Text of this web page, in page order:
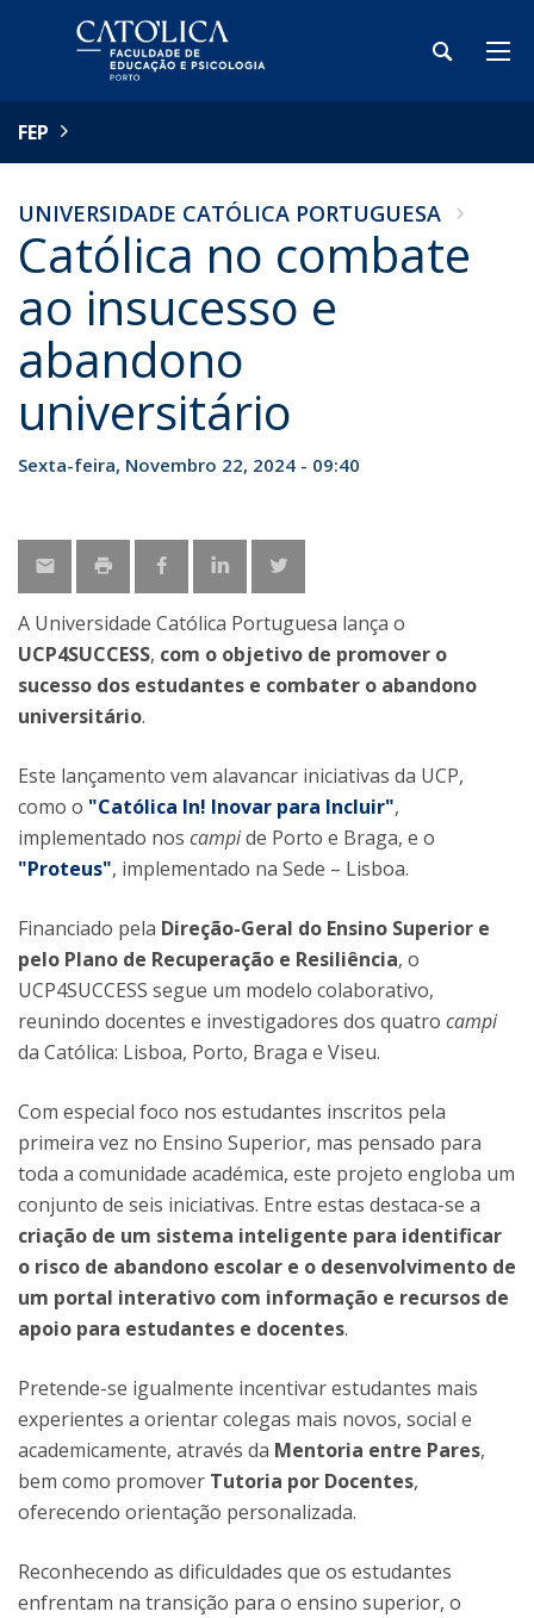
FEP
UNIVERSIDADE CATÓLICA PORTUGUESA
Católica no combate
ao insucesso e
abandono
universitário
Sexta-feira, Novembro 22, 2024 - 09:40
A Universidade Católica Portuguesa lança o
UCP4SUCCESS, com o objetivo de promover o
sucesso dos estudantes e combater o abandono
universitário.
Este lançamento vem alavancar iniciativas da UCP,
como o "Católica In! Inovar para Incluir",
implementado nos campide Porto e Braga, e o
"Proteus", implementado na Sede – Lisboa.
Financiado pela Direção-Geral do Ensino Superior e
pelo Plano de Recuperação e Resiliência, o
UCP4SUCCESS segue um modelo colaborativo,
reunindo docentes e investigadores dos quatro campi
da Católica: Lisboa, Porto, Braga e Viseu.
Com especial foco nos estudantes inscritos pela
primeira vez no Ensino Superior, mas pensado para
toda a comunidade académica, este projeto engloba um
conjunto de seis iniciativas. Entre estas destaca-se a
criação de um sistema inteligente para identificar
o risco de abandono escolar e o desenvolvimento de
um portal interativo com informação e recursos de
apoio para estudantes e docentes.
Pretende-se igualmente incentivar estudantes mais
experientes a orientar colegas mais novos, social e
academicamente, através da Mentoria entre Pares,
bem como promover Tutoria por Docentes,
oferecendo orientação personalizada.
Reconhecendo as dificuldades que os estudantes
enfrentam na transição para o ensino superior, o